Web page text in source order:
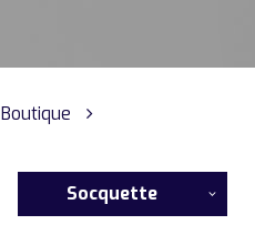
Boutique
Socquette